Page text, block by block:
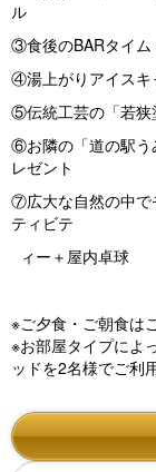
ル
③食後のBARタイム
④湯上がりアイスキ
⑤伝統工芸の「若狭
⑥お隣の「道の駅う
レゼント
⑦広大な自然の中で
ティビテ
ィー＋屋内卓球
※ご夕食・ご朝食は
※お部屋タイプによ
ッドを2名様でご利